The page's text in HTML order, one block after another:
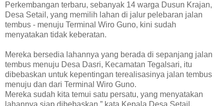
Perkembangan terbaru, sebanyak 14 warga Dusun Krajan,
Desa Setail, yang memilih lahan di jalur pelebaran jalan
tembus - menuju Terminal Wiro Guno, kini sudah
menyatakan tidak keberatan.
Mereka bersedia lahannya yang berada di sepanjang jalan
tembus menuju Desa Dasri, Kecamatan Tegalsari, itu
dibebaskan untuk kepentingan terealisasinya jalan tembus
menuju dan dari Terminal Wiro Guno.
Mereka sudah kita temui satu persatu, yang menyatakan